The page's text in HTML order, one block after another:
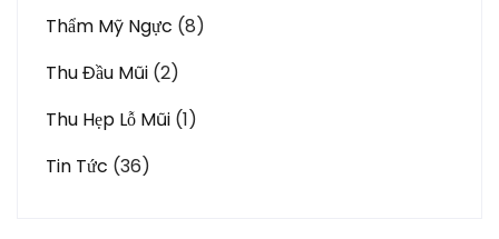
Thẩm Mỹ Ngực (8)
Thu Đầu Mũi (2)
Thu Hẹp Lỗ Mũi (1)
Tin Tức (36)